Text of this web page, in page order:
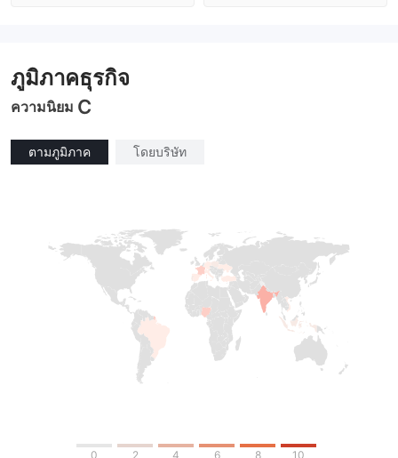
ภูมิภาคธุรกิจ
ความนิยม C
ตามภูมิภาค โดยบริษัท
0 2 4 6 8 10